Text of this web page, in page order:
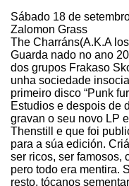
Sábado 18 de
Zalomon Grass
The Charráns(A.K.A
Guarda nado no ano
dos grupos Frakaso
unha sociedade
primeiro disco “Punk
Estudios e despois de
gravan o seu novo LP
Thenstill e que foi
para a súa edición.
ser ricos, ser famosos,
pero todo era mentira.
resto, tócanos